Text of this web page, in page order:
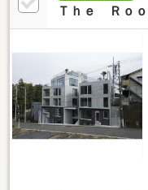
Ｔｈｅ Ｒｏ